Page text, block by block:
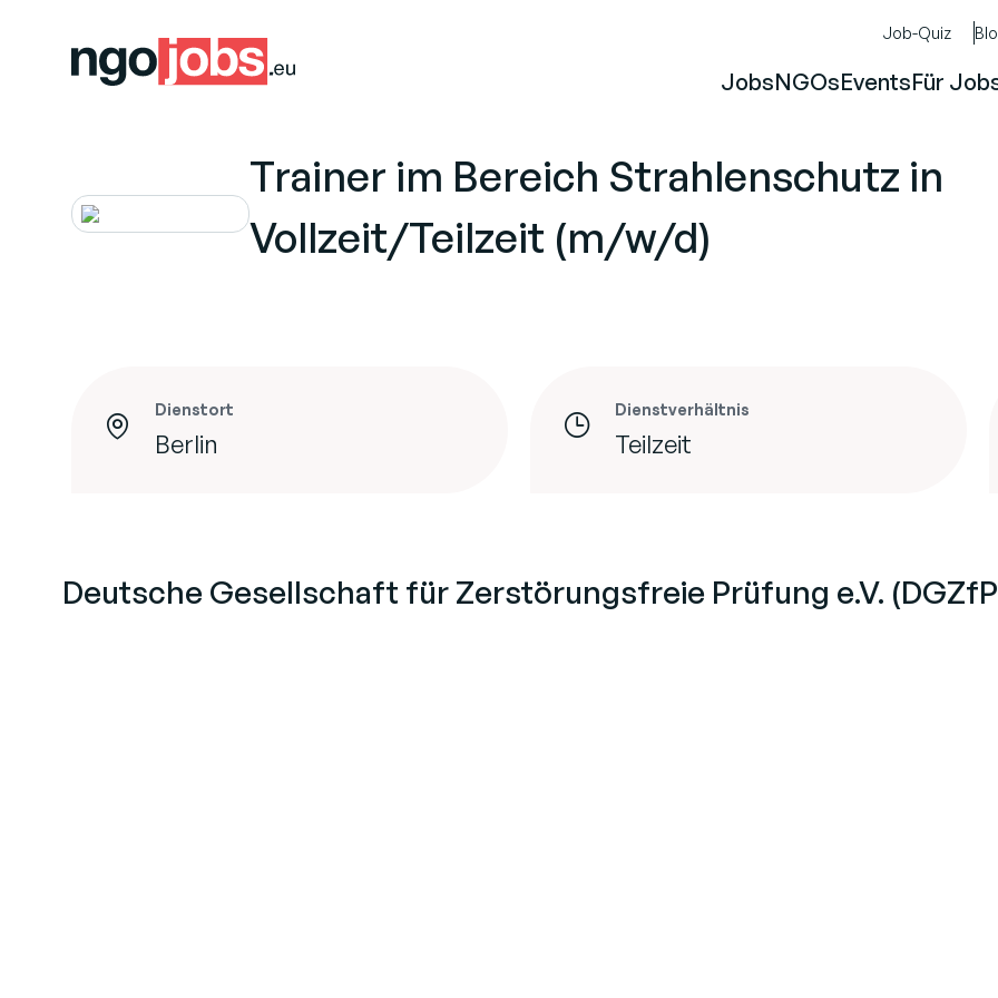
Job-Quiz
JobsNGOsEventsFür
Trainer im Bereich Strahlenschutz in
Vollzeit/Teilzeit (m/w/d)
Dienstort
Berlin
Dienstverhältnis
Teilzeit
Deutsche Gesellschaft für Zerstörungsfreie Prüfung e.V.